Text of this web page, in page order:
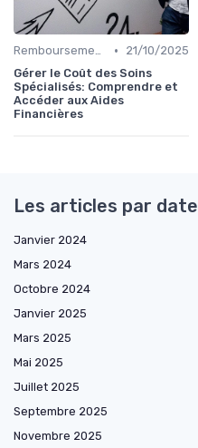
Remboursements des Soins Médicaux •
21/10/2025
Gérer le Coût des Soins
Spécialisés: Comprendre et
Accéder aux Aides
Financières
Les articles par date
Janvier 2024
Mars 2024
Octobre 2024
Janvier 2025
Mars 2025
Mai 2025
Juillet 2025
Septembre 2025
Novembre 2025